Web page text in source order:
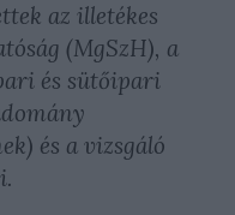
az illetékes
(MgSzH), a
és sütőipari
és a vizsgáló